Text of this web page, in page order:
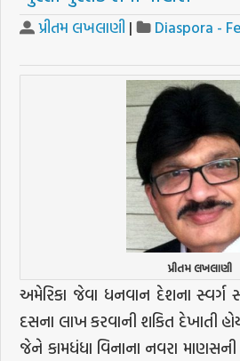
પ્રીતમ લખલાણી | Diaspora -
પ્રીતમ લખલાણી
અમેરિકા જેવા ધનવાન દેશના સ્વર્ગ
દસના લાખ કરવાની શકિત દેખાતી
જેને કામધંધા વિનાના નવરા